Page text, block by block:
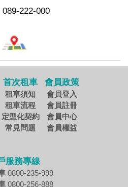
089-222-000
首次租車
租車須知
租車流程
定型化契約
常見問題
會員政策
會員登入
會員註冊
會員中心
會員權益
服務專線
0800-235-999
0800-256-888